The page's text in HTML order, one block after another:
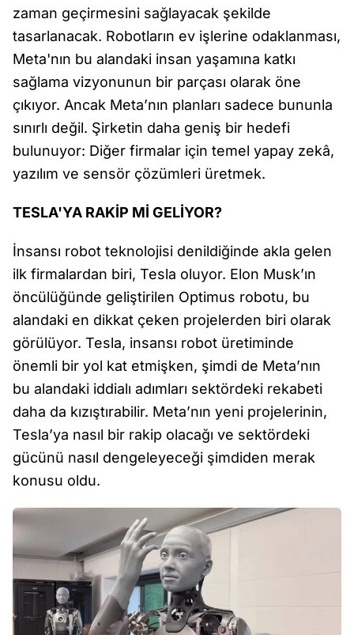
zaman geçirmesini sağlayacak şekilde
tasarlanacak. Robotların ev işlerine odaklanması,
Meta'nın bu alandaki insan yaşamına katkı
sağlama vizyonunun bir parçası olarak öne
çıkıyor. Ancak Meta’nın planları sadece bununla
sınırlı değil. Şirketin daha geniş bir hedefi
bulunuyor: Diğer firmalar için temel yapay zekâ,
yazılım ve sensör çözümleri üretmek.
TESLA'YA RAKİP Mİ GELİYOR?
İnsansı robot teknolojisi denildiğinde akla gelen
ilk firmalardan biri, Tesla oluyor. Elon Musk’ın
öncülüğünde geliştirilen Optimus robotu, bu
alandaki en dikkat çeken projelerden biri olarak
görülüyor. Tesla, insansı robot üretiminde
önemli bir yol kat etmişken, şimdi de Meta’nın
bu alandaki iddialı adımları sektördeki rekabeti
daha da kızıştırabilir. Meta’nın yeni projelerinin,
Tesla’ya nasıl bir rakip olacağı ve sektördeki
gücünü nasıl dengeleyeceği şimdiden merak
konusu oldu.